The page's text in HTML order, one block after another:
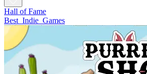
Hall of Fame
Best_Indie_Games